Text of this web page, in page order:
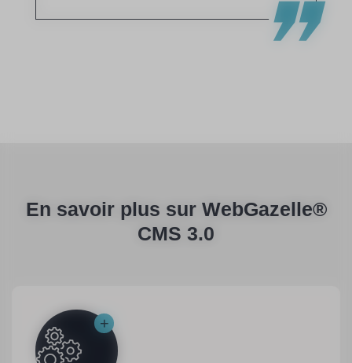
En savoir plus sur WebGazelle®
CMS 3.0